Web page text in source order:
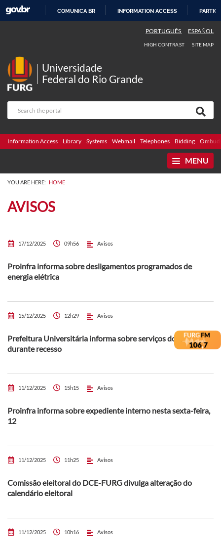
COMUNICA BR INFORMATION ACCESS
PORTUGUÊS ESPAÑOL
HIGH CONTRAST SITE MAP
Universidade
Federal do Rio Grande
Information Access Library Systems Webmail Telephones Bidding
MENU
YOU ARE HERE: HOME
AVISOS
17/12/2025 09h56 Avisos
Proinfra informa sobre desligamentos programados de
energia elétrica
15/12/2025 12h29 Avisos
Prefeitura Universitária informa sobre serviços do Protocolo
durante recesso
11/12/2025 15h15 Avisos
Proinfra informa sobre expediente interno nesta sexta-feira,
12
11/12/2025 11h25 Avisos
Comissão eleitoral do DCE-FURG divulga alteração do
calendário eleitoral
11/12/2025 10h16 Avisos